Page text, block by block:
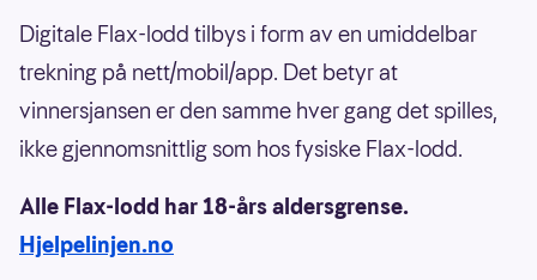
Digitale Flax-lodd tilbys i form av en umiddelbar
trekning på nett/mobil/app. Det betyr at
vinnersjansen er den samme hver gang det spilles,
ikke gjennomsnittlig som hos fysiske Flax-lodd.
Alle Flax-lodd har 18-års aldersgrense.
Hjelpelinjen.no